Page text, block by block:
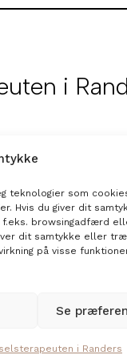
teknologier som
Hvis du giver dit
f.eks. browsingadfærd
dit samtykke eller
på visse
Se
i Randers
i